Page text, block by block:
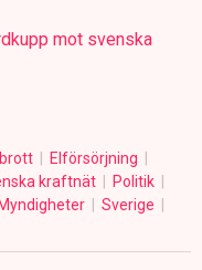
mot svenska
Elförsörjning
kraftnät
Politik
Myndigheter
Sverige